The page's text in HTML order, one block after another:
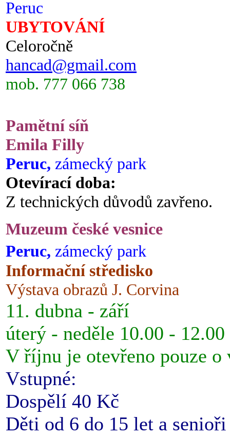
Peruc
UBYTOVÁNÍ
Celoročně
hancad@gmail.com
mob. 777 066 738
Pamětní síň
Emila Filly
Peruc, zámecký park
Otevírací doba:
Z technických důvodů zavřeno.
Muzeum české vesnice
Peruc, zámecký park
Informační středisko
Výstava obrazů J. Corvina
11. dubna - září
úterý - neděle 10.00 -
V říjnu je otevřeno pouze o
Vstupné:
Dospělí 40 Kč
Děti od 6 do 15 let a